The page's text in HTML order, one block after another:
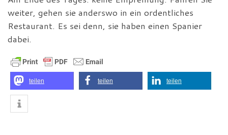
weiter, gehen sie anderswo in ein ordentliches
Restaurant. Es sei denn, sie haben einen Spanier
dabei.
teilen teilen teilen